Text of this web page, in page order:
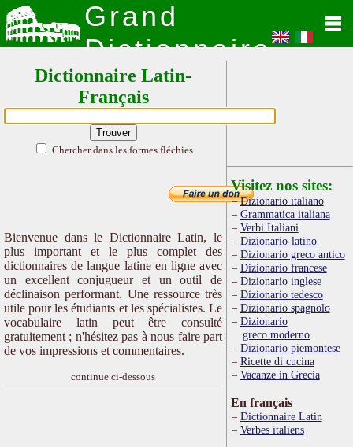
Grand
Dictionnaire
Latin
Dictionnaire Latin-
Français
Chercher dans les formes fléchies
Bienvenue dans le Dictionnaire Latin, le
plus important et le plus complet des
dictionnaires de langue latine en ligne avec
un excellent conjugueur et un outil de
déclinaison performant. Une ressource très
utile pour les étudiants et les spécialistes. Le
vocabulaire latin peut être consulté
gratuitement ; n'hésitez pas à nous faire part
de vos impressions et commentaires.
continue ci-dessous
Visitez nos sites:
Dizionario italiano
Grammatica italiana
Verbi Italiani
Dizionario-latino
Dizionario greco antico
Dizionario francese
Dizionario inglese
Dizionario tedesco
Dizionario spagnolo
Dizionario
greco moderno
Dizionario piemontese
Ricette di cucina
Vacanze in Grecia
En français
Dictionnaire Latin
Verbes italiens